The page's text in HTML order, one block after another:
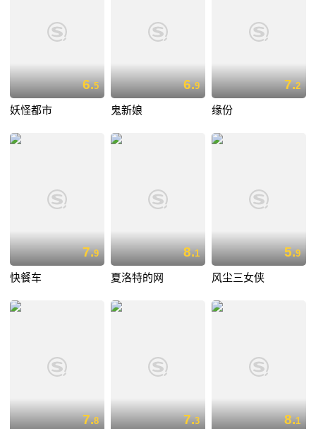
6.5
妖怪都市
6.9
鬼新娘
7.2
缘份
7.9
快餐车
8.1
夏洛特的网
5.9
风尘三女侠
7.8 7.3 8.1